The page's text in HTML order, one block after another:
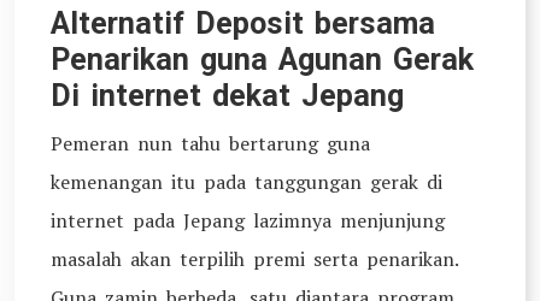
Alternatif Deposit bersama
Penarikan guna Agunan Gerak
Di internet dekat Jepang
Pemeran nun tahu bertarung guna
kemenangan itu pada tanggungan gerak di
internet pada Jepang lazimnya menjunjung
masalah akan terpilih premi serta penarikan.